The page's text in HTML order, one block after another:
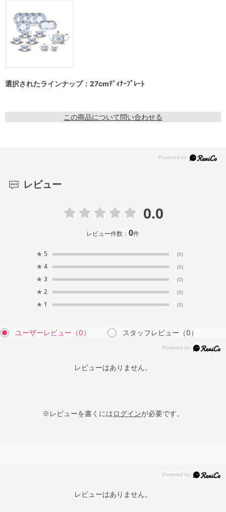
選択されたラインナップ：27cmﾃﾞｨﾅｰﾌﾟﾚｰﾄ
この商品について問い合わせる
レビュー
0.0
レビュー件数：0件
★ 5 (0)
★ 4 (0)
★ 3 (0)
★ 2 (0)
★ 1 (0)
ユーザーレビュー （0） スタッフレビュー （0）
レビューはありません。
※レビューを書くにはログインが必要です。
レビューはありません。